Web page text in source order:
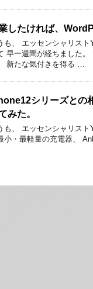
したければ、
も、 エッセンシャリス
早一週間が経ちました
新たな気付きを得る …
シリーズとの
みた。
も、 エッセンシャリス
小・最軽量の充電器、